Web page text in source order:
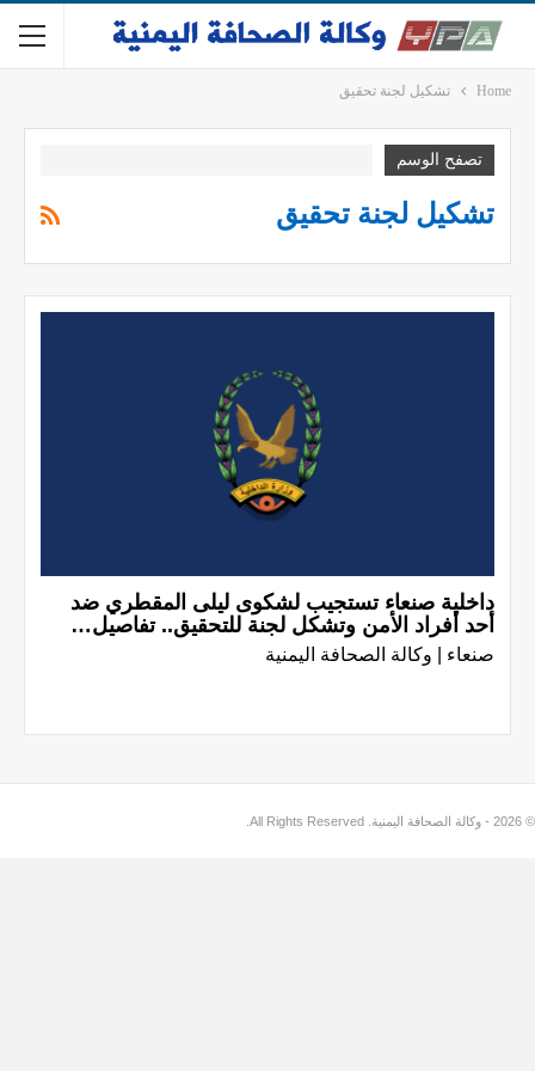
Home تشكيل لجنة تحقيق
تصفح الوسم
تشكيل لجنة تحقيق
داخلية صنعاء تستجيب لشكوى ليلى المقطري ضد
أحد أفراد الأمن وتشكل لجنة للتحقيق.. تفاصيل…
صنعاء | وكالة الصحافة اليمنية
© 2026 - وكالة الصحافة اليمنية. All Rights Reserved.